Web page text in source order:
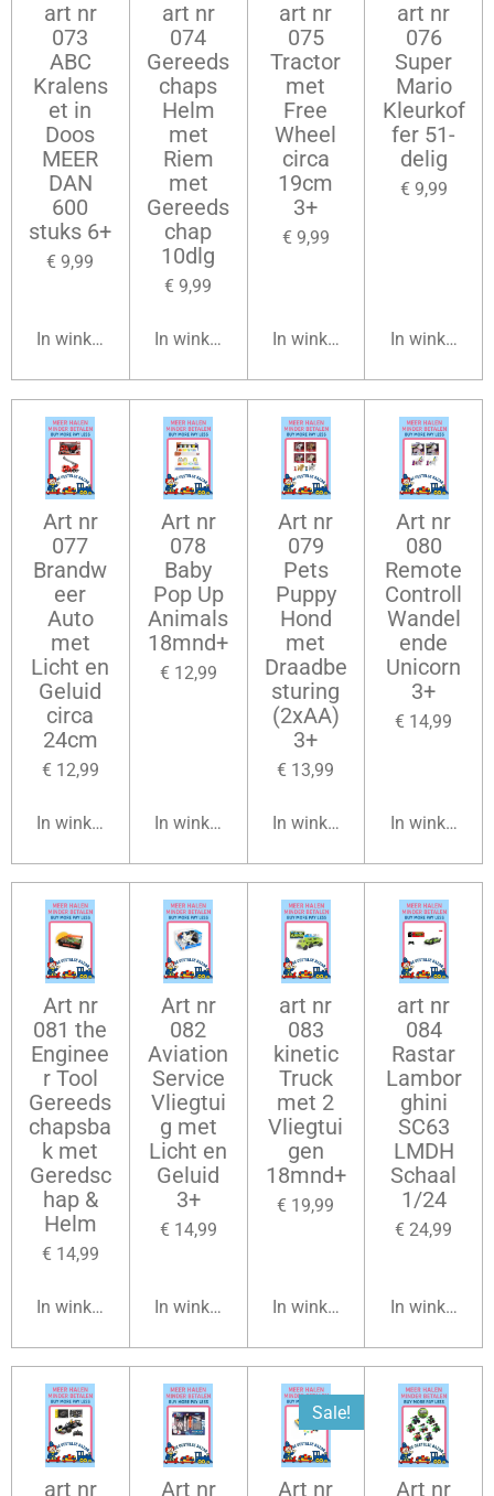
art nr
073
ABC
Kralens
et in
Doos
MEER
DAN
600
stuks 6+
€ 9,99
In winkelwagen
art nr
074
Gereeds
chaps
Helm
met
Riem
met
Gereeds
chap
10dlg
€ 9,99
In winkelwagen
art nr
075
Tractor
met
Free
Wheel
circa
19cm
3+
€ 9,99
In winkelwagen
art nr
076
Super
Mario
Kleurkof
fer 51-
delig
€ 9,99
In
Art nr
077
Brandw
eer
Auto
met
Licht en
Geluid
circa
24cm
€ 12,99
In winkelwagen
Art nr
078
Baby
Pop Up
Animals
18mnd+
€ 12,99
In winkelwagen
Art nr
079
Pets
Puppy
Hond
met
Draadbe
sturing
(2xAA)
3+
€ 13,99
In winkelwagen
Art nr
080
Remote
Controll
Wandel
ende
Unicorn
3+
€ 14,99
In
Art nr
081 the
Enginee
r Tool
Gereeds
chapsba
k met
Geredsc
hap &
Helm
€ 14,99
In winkelwagen
Art nr
082
Aviation
Service
Vliegtui
g met
Licht en
Geluid
3+
€ 14,99
In winkelwagen
art nr
083
kinetic
Truck
met 2
Vliegtui
gen
18mnd+
€ 19,99
In winkelwagen
art nr
084
Rastar
Lambor
ghini
SC63
LMDH
Schaal
1/24
€ 24,99
In
art nr Art nr
Sale!
Art nr Art nr